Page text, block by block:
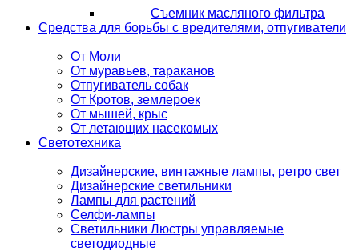
Съемник масляного фильтра
Средства для борьбы с вредителями, отпугиватели
От Моли
От муравьев, тараканов
Отпугиватель собак
От Кротов, землероек
От мышей, крыс
От летающих насекомых
Светотехника
Дизайнерские, винтажные лампы, ретро свет
Дизайнерские светильники
Лампы для растений
Селфи-лампы
Светильники Люстры управляемые
светодиодные